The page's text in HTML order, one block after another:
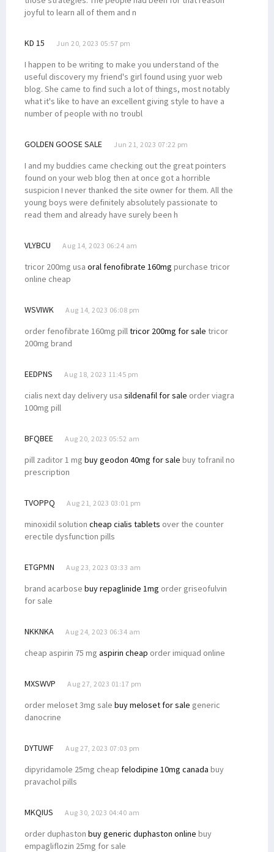
joyful to learn all of them and n
KD 15 Jun 20, 2023 05:57 pm
I happen to be writing to make you understand of the
useful discovery my friend's girl found using yuor web
blog. She came to find such a lot of things, most notably
what it's like to have an excellent giving style to have a
number of people with no troubl
GOLDEN GOOSE SALE Jun 21, 2023 07:22 pm
I and my buddies came checking out the great pointers
found on your web blog then at once got a horrible
suspicion I never thanked the site owner for them. All the
young boys were definitely absolutely passionate to
read them and already have surely been h
VLYBCU Aug 14, 2023 06:24 am
tricor 200mg usa oral fenofibrate 160mg purchase tricor
online cheap
WSVIWK Aug 14, 2023 06:08 pm
order fenofibrate 160mg pilltricor 200mg for sale tricor
200mg brand
EEDPNS Aug 18, 2023 11:45 pm
cialis next day delivery usa sildenafil for sale order viagra
100mg pill
BFQBEE Aug 20, 2023 05:52 am
pill zaditor 1 mg buy geodon 40mg for sale buy tofranil no
prescription
TVOPPQ Aug 21, 2023 03:01 pm
minoxidil solution cheap cialis tablets over the counter
erectile dysfunction pills
ETGPMN Aug 23, 2023 03:33 am
brand acarbose buy repaglinide 1mg order griseofulvin
for sale
NKKNKA Aug 24, 2023 06:34 am
cheap aspirin 75 mg aspirin cheap order imiquad online
MXSWVP Aug 27, 2023 01:17 pm
order meloset 3mg sale buy meloset for sale generic
danocrine
DYTUWF Aug 27, 2023 07:03 pm
dipyridamole 25mg cheap felodipine 10mg canada buy
pravachol pills
MKQIUS Aug 30, 2023 04:40 am
order duphaston buy generic duphaston online buy
empagliflozin 25mg for sale